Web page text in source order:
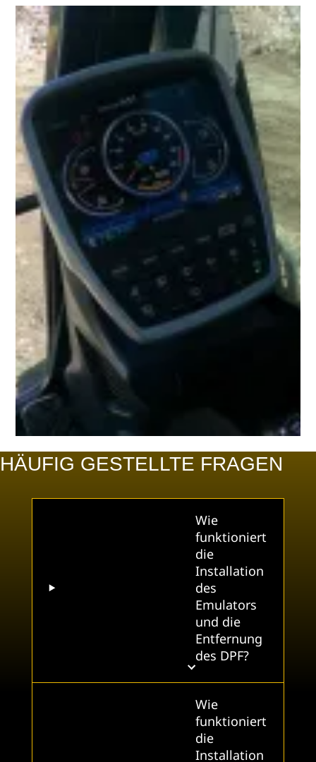
HÄUFIG GESTELLTE FRAGEN
Wie
funktioniert
die
Installation
des
Emulators
und die
Entfernung
des DPF?
Wie
funktioniert
die
Installation